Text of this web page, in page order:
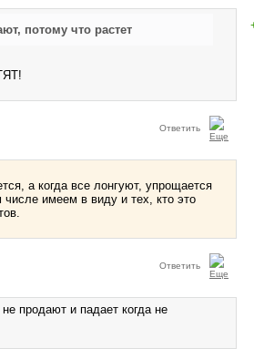
потому что растет
Ответить
а когда все лонгуют, упрощается
имеем в виду и тех, кто это
Ответить
продают и падает когда не